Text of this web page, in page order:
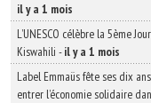
il y a 1 mois
L’UNESCO célèbre la 5ème
Kiswahili -il y a 1 mois
Label Emmaüs fête ses dix
entrer l’économie solidaire